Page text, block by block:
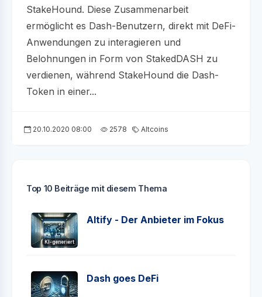
StakeHound. Diese Zusammenarbeit
ermöglicht es Dash-Benutzern, direkt mit DeFi-
Anwendungen zu interagieren und
Belohnungen in Form von StakedDASH zu
verdienen, während StakeHound die Dash-
Token in einer...
20.10.2020 08:00 2578 Altcoins
Top 10 Beiträge mit diesem Thema
KI-generiert
Altify - Der Anbieter im Fokus
Dash goes DeFi